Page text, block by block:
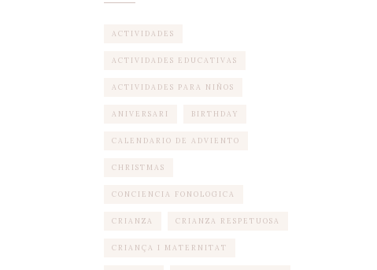
ACTIVIDADES
ACTIVIDADES EDUCATIVAS
ACTIVIDADES PARA NIÑOS
ANIVERSARI BIRTHDAY
CALENDARIO DE ADVIENTO
CHRISTMAS
CONCIENCIA FONOLOGICA
CRIANZA CRIANZA RESPETUOSA
CRIANÇA I MATERNITAT